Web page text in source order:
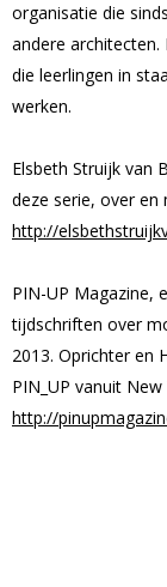
organisatie die
andere architecten.
die leerlingen in
werken.
Elsbeth Struijk van
deze serie, over en
http://
PIN-UP Magazine,
tijdschriften over
2013. Oprichter en
PIN_UP vanuit New
http://